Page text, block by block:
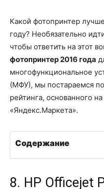
Какой фотопринтер
году? Необязательно
чтобы ответить на этот
фотопринтер 2016 года
многофункциональное
(МФУ), мы постараемся
рейтинга, основанного
«Яндекс.Маркета».
Содержание
8. HP Officejet